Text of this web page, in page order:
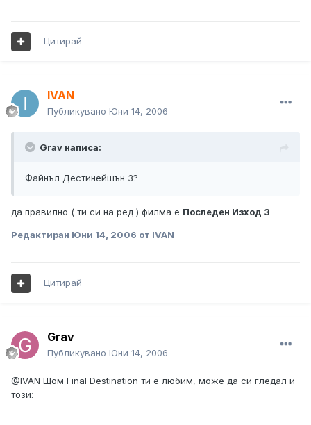
Цитирай
IVAN
Публикувано Юни 14, 2006
Grav написа:
Файнъл Дестинейшън 3?
да правилно ( ти си на ред ) филма е Последен Изход 3
Редактиран Юни 14, 2006 от IVAN
Цитирай
Grav
Публикувано Юни 14, 2006
@IVAN Щом Final Destination ти е любим, може да си гледал и
този: